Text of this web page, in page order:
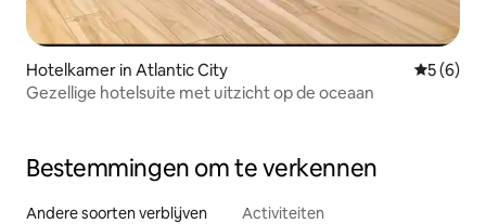
Hotelkamer in Atlantic City
5 (6)
Gezellige hotelsuite met uitzicht op de oceaan
Bestemmingen om te verkennen
Andere soorten verblijven Activiteiten